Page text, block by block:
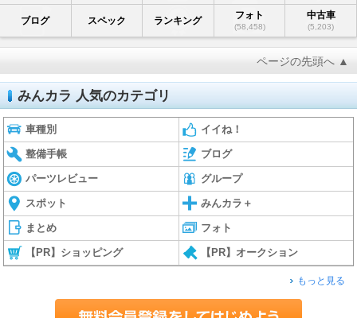
ブログ スペック ランキング フォト
(58,458)
中古車
(5,203)
ページの先頭へ ▲
みんカラ 人気のカテゴリ
車種別 イイね！
整備手帳 ブログ
パーツレビュー グループ
スポット みんカラ＋
まとめ フォト
【PR】ショッピング 【PR】オークション
もっと見る